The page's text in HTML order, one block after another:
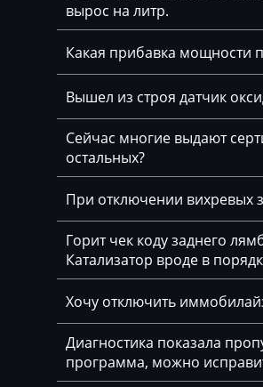
Buhler
Cadillac
Camc
Case
Caterpillar
CFMoto
Challenger
Changan
Changhe
Chery
Chevrolet
вырос на литр.
Какая прибавка мощности
Вышел из строя датчик
Сейчас многие выдают
остальных?
При отключении вихревых
Горит чек коду заднего
Катализатор вроде в
Хочу отключить
Диагностика показала
программа, можно